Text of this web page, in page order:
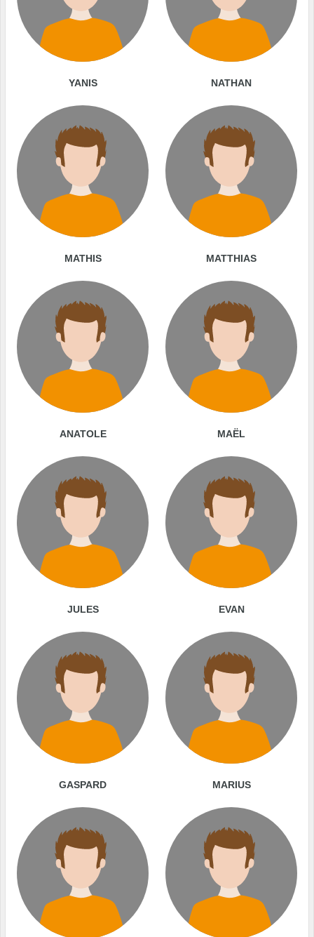
YANIS NATHAN
MATHIS MATTHIAS
ANATOLE MAËL
JULES EVAN
GASPARD MARIUS